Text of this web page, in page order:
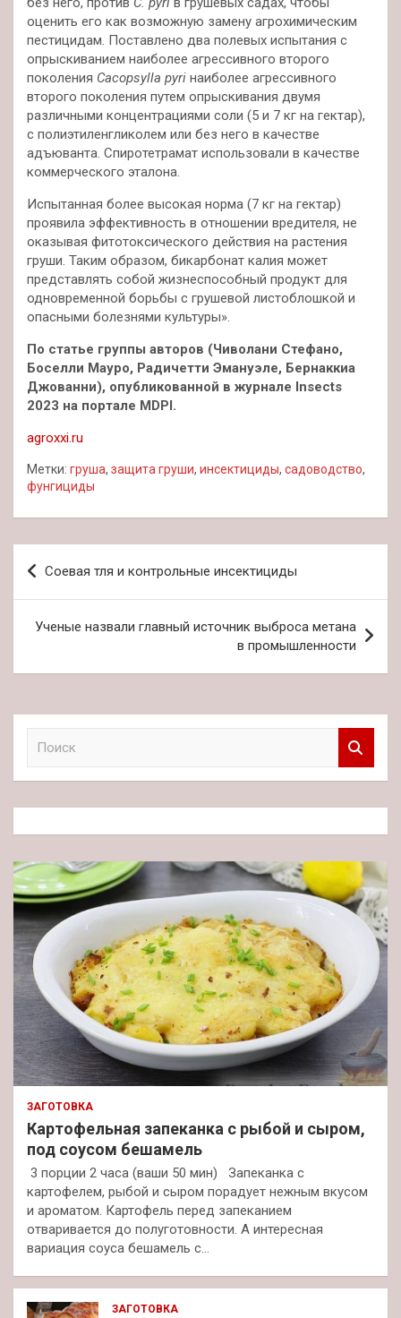
оценить его как возможную замену агрохимическим
пестицидам. Поставлено два полевых испытания с
опрыскиванием наиболее агрессивного второго
поколения Cacopsylla pyri наиболее агрессивного
второго поколения путем опрыскивания двумя
различными концентрациями соли (5 и 7 кг на гектар),
с полиэтиленгликолем или без него в качестве
адъюванта. Спиротетрамат использовали в качестве
коммерческого эталона.
Испытанная более высокая норма (7 кг на гектар)
проявила эффективность в отношении вредителя, не
оказывая фитотоксического действия на растения
груши. Таким образом, бикарбонат калия может
представлять собой жизнеспособный продукт для
одновременной борьбы с грушевой листоблошкой и
опасными болезнями культуры».
По статье группы авторов (Чиволани Стефано,
Боселли Мауро, Радичетти Эмануэле, Бернаккиа
Джованни), опубликованной в журнале Insects
2023 на портале MDPI.
agroxxi.ru
Метки: груша, защита груши, инсектициды, садоводство,
фунгициды
Навигация
по
записям
Соевая тля и контрольные инсектициды
Ученые назвали главный источник выброса метана
в промышленности
к
ЗАГОТОВКА
Картофельная запеканка с рыбой и сыром,
под соусом бешамель
3 порции 2 часа (ваши 50 мин) Запеканка с
картофелем, рыбой и сыром порадует нежным вкусом
и ароматом. Картофель перед запеканием
отваривается до полуготовности. А интересная
вариация соуса бешамель с…
ЗАГОТОВКА